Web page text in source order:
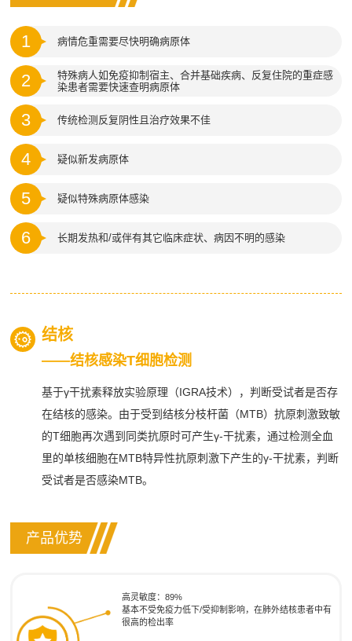
1 病情危重需要尽快明确病原体
2
特殊病人如免疫抑制宿主、合并基础疾病、反复住院的重症感
染患者需要快速查明病原体
3 传统检测反复阴性且治疗效果不佳
4 疑似新发病原体
5 疑似特殊病原体感染
6 长期发热和/或伴有其它临床症状、病因不明的感染
结核
——结核感染T细胞检测
基于γ干扰素释放实验原理（IGRA技术），判断受试者是否存
在结核的感染。由于受到结核分枝杆菌（MTB）抗原刺激致敏
的T细胞再次遇到同类抗原时可产生γ-干扰素，通过检测全血
里的单核细胞在MTB特异性抗原刺激下产生的γ-干扰素，判断
受试者是否感染MTB。
产品优势
高灵敏度：89%
基本不受免疫力低下/受抑制影响，在肺外结核患者中有
很高的检出率